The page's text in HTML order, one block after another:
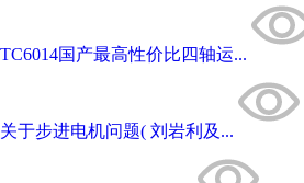
TC6014国产最高性价比四轴运...
关于步进电机问题( 刘岩利及...